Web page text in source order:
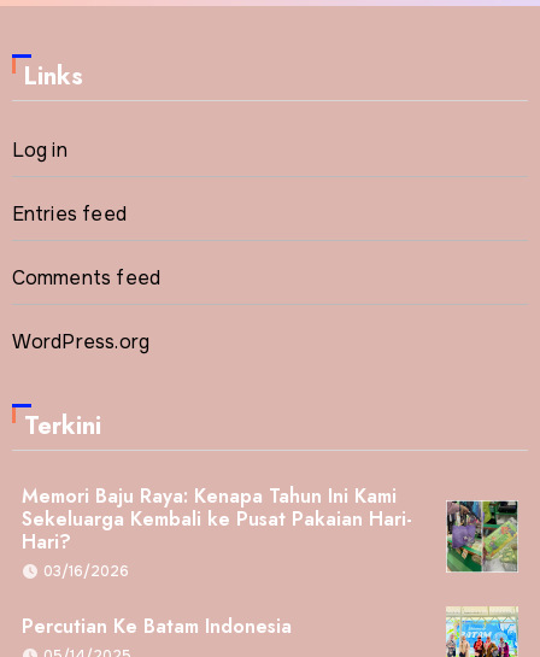
Links
Log in
Entries feed
Comments feed
WordPress.org
Terkini
Memori Baju Raya: Kenapa Tahun Ini Kami
Sekeluarga Kembali ke Pusat Pakaian Hari-
Hari?
03/16/2026
Percutian Ke Batam Indonesia